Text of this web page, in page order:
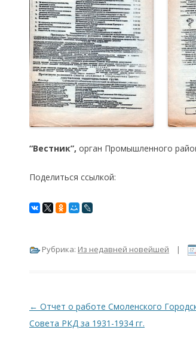
“Вестник”, орган Промышленного
Поделиться ссылкой:
Рубрика: Из недавней новейшей |
Навигация по записям
← Отчет о работе Смоленского
Совета РКД за 1931-1934 гг.